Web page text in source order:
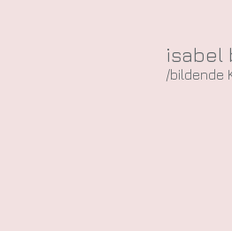
isabel
/bildende